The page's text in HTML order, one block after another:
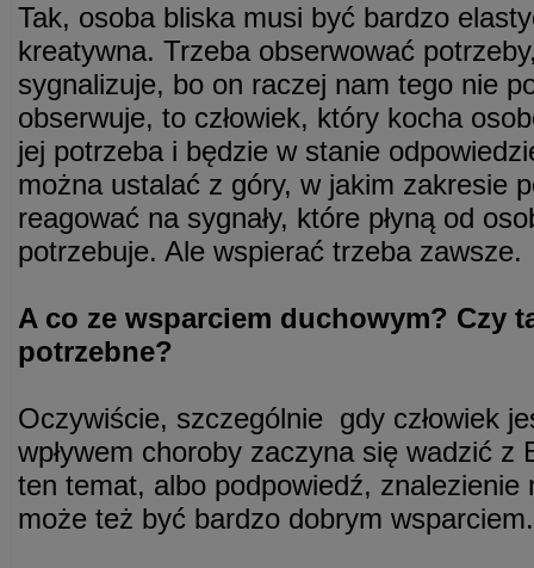
Tak, osoba bliska musi być bardzo
kreatywna. Trzeba obserwować
sygnalizuje, bo on raczej nam tego nie
obserwuje, to człowiek, który kocha
jej potrzeba i będzie w stanie
można ustalać z góry, w jakim zakresie
reagować na sygnały, które płyną od
potrzebuje. Ale wspierać trzeba zawsze.
A co ze wsparciem duchowym? Czy
potrzebne?
Oczywiście, szczególnie gdy człowiek
wpływem choroby zaczyna się wadzić z
ten temat, albo podpowiedź, znalezienie
może też być bardzo dobrym wsparciem.